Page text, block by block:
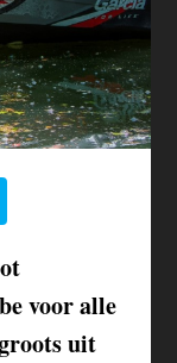
voor alle
uit